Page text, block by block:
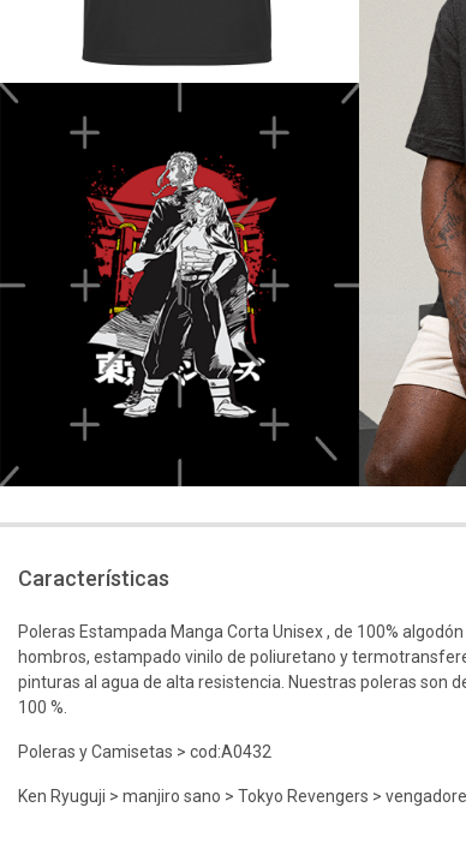
Características
Poleras Estampada Manga Corta Unisex , de 100%
hombros, estampado vinilo de poliuretano y
pinturas al agua de alta resistencia. Nuestras poleras son
100 %.
Poleras y Camisetas > cod:A0432
Ken Ryuguji > manjiro sano > Tokyo Revengers >